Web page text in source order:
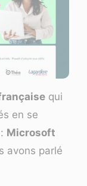
qui
en se
Microsoft
avons parlé